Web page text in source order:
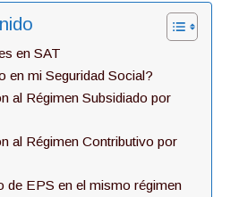
en SAT
en mi Seguridad Social?
al Régimen Subsidiado por
al Régimen Contributivo por
de EPS en el mismo régimen